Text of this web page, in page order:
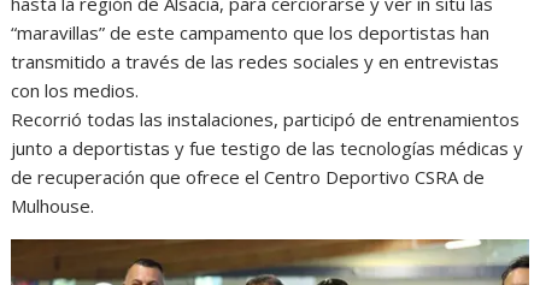
“maravillas” de este campamento que los deportistas han
transmitido a través de las redes sociales y en entrevistas
con los medios.
Recorrió todas las instalaciones, participó de entrenamientos
junto a deportistas y fue testigo de las tecnologías médicas y
de recuperación que ofrece el Centro Deportivo CSRA de
Mulhouse.